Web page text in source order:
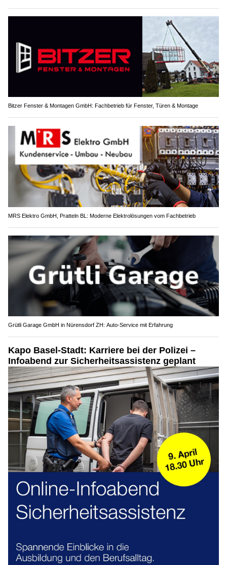
Bitzer Fenster & Montagen GmbH: Fachbetrieb für Fenster, Türen & Montage
MRS Elektro GmbH, Pratteln BL: Moderne Elektrolösungen vom Fachbetrieb
Grütli Garage GmbH in Nürensdorf ZH: Auto-Service mit Erfahrung
Kapo Basel-Stadt: Karriere bei der Polizei –
Infoabend zur Sicherheitsassistenz geplant